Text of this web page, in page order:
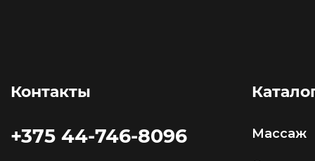
Контакты
+375 44-746-8096 Массаж